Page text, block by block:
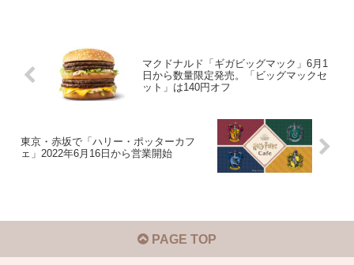
マクドナルド「ギガビッグマック」6月1
日から数量限定発売。「ビッグマックセ
ット」は140円オフ
東京・赤坂で「ハリー・ポッターカフ
ェ」2022年6月16日から営業開始
PAGE TOP